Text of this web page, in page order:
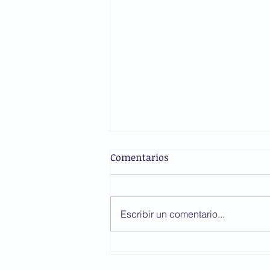
El modelo de las
Dominio público Para sorpresa
de muchos escépticos en el
Comentarios
Escribir un comentario...